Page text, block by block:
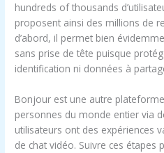
hundreds of thousands
proposent ainsi des millions de
d’abord, il permet bien
sans prise de tête puisque
identification ni données à
Bonjour est une autre
personnes du monde entier via
utilisateurs ont des expériences
de chat vidéo. Suivre ces étapes